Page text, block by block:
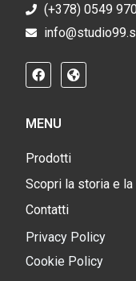
(+378) 0549
MENU
Prodotti
Scopri la storia e
Contatti
Privacy Policy
Cookie Policy